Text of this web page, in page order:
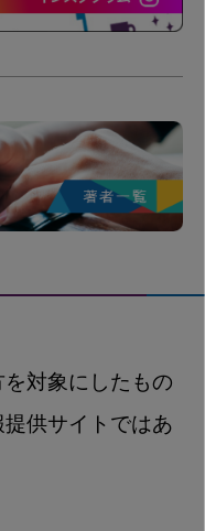
対象にしたもの
供サイトではあ